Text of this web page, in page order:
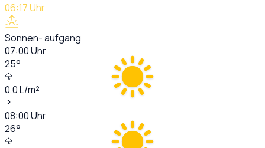
06:17Uhr
Sonnen- aufgang
07:00Uhr
25°
0,0L/m²
08:00Uhr
26°